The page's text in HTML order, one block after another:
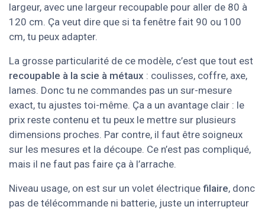
largeur, avec une largeur recoupable pour aller de 80 à
120 cm. Ça veut dire que si ta fenêtre fait 90 ou 100
cm, tu peux adapter.
La grosse particularité de ce modèle, c’est que tout est
recoupable à la scie à métaux : coulisses, coffre, axe,
lames. Donc tu ne commandes pas un sur-mesure
exact, tu ajustes toi-même. Ça a un avantage clair : le
prix reste contenu et tu peux le mettre sur plusieurs
dimensions proches. Par contre, il faut être soigneux
sur les mesures et la découpe. Ce n’est pas compliqué,
mais il ne faut pas faire ça à l’arrache.
Niveau usage, on est sur un volet électrique filaire, donc
pas de télécommande ni batterie, juste un interrupteur